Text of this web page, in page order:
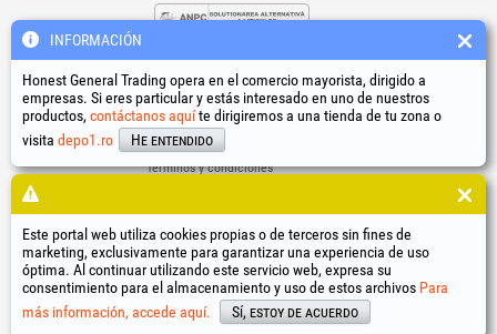
Enlaces útiles
Términos y condiciones
Datos de identificación de la empresa
Resolución online de litigios
HGT®, EvoTools®, EvoSanitary ® , EvoTools +Plus®, EvoSanitary +Plus® , EvoSelect®, EPTO® , EPTO Plus
PowerForProfessionals
y sus logotipos son marcas registradas Honest General Trading SRL.
Copyright 1994-2026Honest General Trading SRL. Todos los derechos reservados. CUI: 6615609,
INFORMACIÓN
Honest General Trading opera en el comercio mayorista, dirigido a
empresas. Si eres particular y estás interesado en uno de nuestros
productos, contáctanos aquíte dirigiremos a una tienda de tu zona o
visita depo1.ro He entendido
Este portal web utiliza cookies propias o de terceros sin fines de
marketing, exclusivamente para garantizar una experiencia de uso
óptima. Al continuar utilizando este servicio web, expresa su
consentimiento para el almacenamiento y uso de estos archivos Para
más información, accede aquí.
Sí, estoy de acuerdo